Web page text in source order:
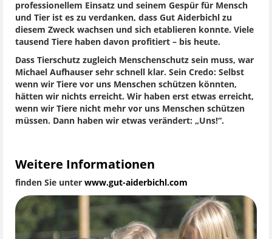
professionellem Einsatz und seinem Gespür für Mensch
und Tier ist es zu verdanken, dass Gut Aiderbichl zu
diesem Zweck wachsen und sich etablieren konnte. Viele
tausend Tiere haben davon profitiert – bis heute.
Dass Tierschutz zugleich Menschenschutz sein muss, war
Michael Aufhauser sehr schnell klar. Sein Credo: Selbst
wenn wir Tiere vor uns Menschen schützen könnten,
hätten wir nichts erreicht. Wir haben erst etwas erreicht,
wenn wir Tiere nicht mehr vor uns Menschen schützen
müssen. Dann haben wir etwas verändert: „Uns!“.
Weitere Informationen
finden Sie unter www.gut-aiderbichl.com